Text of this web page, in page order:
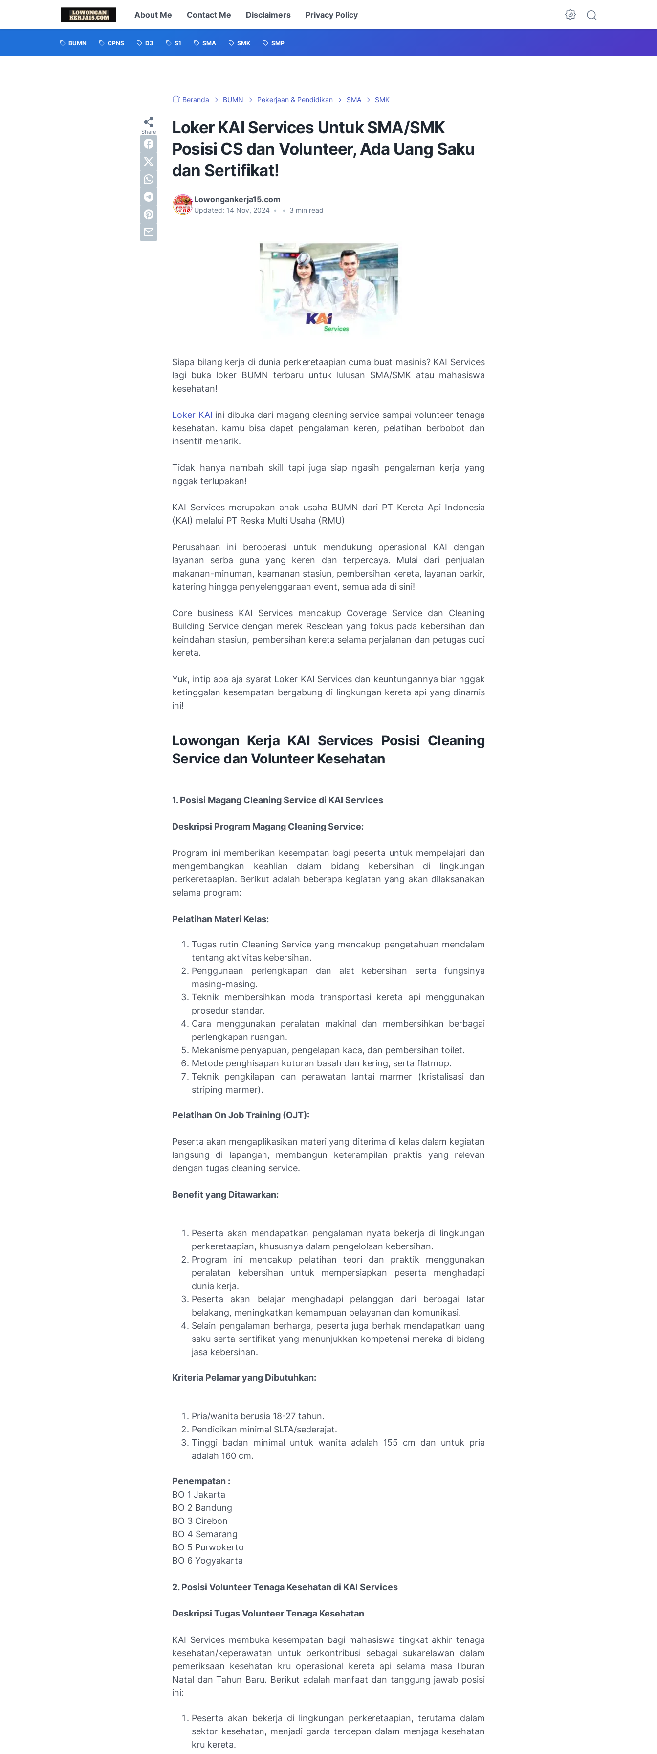
About Me Contact Me Disclaimers Privacy Policy
BUMN CPNS D3 S1 SMA SMK SMP
Beranda BUMN Pekerjaan & Pendidikan SMA SMK
Loker KAI Services Untuk SMA/SMK
Posisi CS dan Volunteer, Ada Uang Saku
dan Sertifikat!
Lowongankerja15.com
Updated: 14 Nov, 2024 • • 3 min read
Siapa bilang kerja di dunia perkeretaapian cuma buat masinis? KAI Services
lagi buka loker BUMN terbaru untuk lulusan SMA/SMK atau mahasiswa
kesehatan!
Loker KAI ini dibuka dari magang cleaning service sampai volunteer tenaga
kesehatan. kamu bisa dapet pengalaman keren, pelatihan berbobot dan
insentif menarik.
Tidak hanya nambah skill tapi juga siap ngasih pengalaman kerja yang
nggak terlupakan!
KAI Services merupakan anak usaha BUMN dari PT Kereta Api Indonesia
(KAI) melalui PT Reska Multi Usaha (RMU)
Perusahaan ini beroperasi untuk mendukung operasional KAI dengan
layanan serba guna yang keren dan terpercaya. Mulai dari penjualan
makanan-minuman, keamanan stasiun, pembersihan kereta, layanan parkir,
katering hingga penyelenggaraan event, semua ada di sini!
Core business KAI Services mencakup Coverage Service dan Cleaning
Building Service dengan merek Resclean yang fokus pada kebersihan dan
keindahan stasiun, pembersihan kereta selama perjalanan dan petugas cuci
kereta.
Yuk, intip apa aja syarat Loker KAI Services dan keuntungannya biar nggak
ketinggalan kesempatan bergabung di lingkungan kereta api yang dinamis
ini!
Lowongan Kerja KAI Services Posisi Cleaning
Service dan Volunteer Kesehatan
1. Posisi Magang Cleaning Service di KAI Services
Deskripsi Program Magang Cleaning Service:
Program ini memberikan kesempatan bagi peserta untuk mempelajari dan
mengembangkan keahlian dalam bidang kebersihan di lingkungan
perkeretaapian. Berikut adalah beberapa kegiatan yang akan dilaksanakan
selama program:
Pelatihan Materi Kelas:
Tugas rutin Cleaning Service yang mencakup pengetahuan mendalam
tentang aktivitas kebersihan.
Penggunaan perlengkapan dan alat kebersihan serta fungsinya
masing-masing.
Teknik membersihkan moda transportasi kereta api menggunakan
prosedur standar.
Cara menggunakan peralatan makinal dan membersihkan berbagai
perlengkapan ruangan.
Mekanisme penyapuan, pengelapan kaca, dan pembersihan toilet.
Metode penghisapan kotoran basah dan kering, serta flatmop.
Teknik pengkilapan dan perawatan lantai marmer (kristalisasi dan
striping marmer).
Pelatihan On Job Training (OJT):
Peserta akan mengaplikasikan materi yang diterima di kelas dalam kegiatan
langsung di lapangan, membangun keterampilan praktis yang relevan
dengan tugas cleaning service.
Benefit yang Ditawarkan:
Peserta akan mendapatkan pengalaman nyata bekerja di lingkungan
perkeretaapian, khususnya dalam pengelolaan kebersihan.
Program ini mencakup pelatihan teori dan praktik menggunakan
peralatan kebersihan untuk mempersiapkan peserta menghadapi
dunia kerja.
Peserta akan belajar menghadapi pelanggan dari berbagai latar
belakang, meningkatkan kemampuan pelayanan dan komunikasi.
Selain pengalaman berharga, peserta juga berhak mendapatkan uang
saku serta sertifikat yang menunjukkan kompetensi mereka di bidang
jasa kebersihan.
Kriteria Pelamar yang Dibutuhkan:
Pria/wanita berusia 18-27 tahun.
Pendidikan minimal SLTA/sederajat.
Tinggi badan minimal untuk wanita adalah 155 cm dan untuk pria
adalah 160 cm.
Penempatan :
BO 1 Jakarta
BO 2 Bandung
BO 3 Cirebon
BO 4 Semarang
BO 5 Purwokerto
BO 6 Yogyakarta
2. Posisi Volunteer Tenaga Kesehatan di KAI Services
Deskripsi Tugas Volunteer Tenaga Kesehatan
KAI Services membuka kesempatan bagi mahasiswa tingkat akhir tenaga
kesehatan/keperawatan untuk berkontribusi sebagai sukarelawan dalam
pemeriksaan kesehatan kru operasional kereta api selama masa liburan
Natal dan Tahun Baru. Berikut adalah manfaat dan tanggung jawab posisi
ini:
Peserta akan bekerja di lingkungan perkeretaapian, terutama dalam
sektor kesehatan, menjadi garda terdepan dalam menjaga kesehatan
kru kereta.